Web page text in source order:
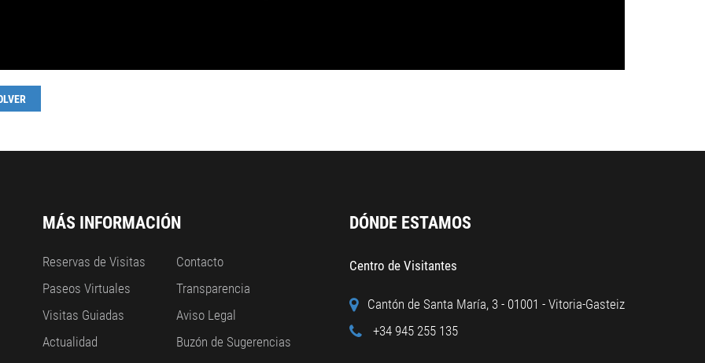
MÁS INFORMACIÓN
Reservas de Visitas
Paseos Virtuales
Visitas Guiadas
Actualidad
Contacto
Transparencia
Aviso Legal
Buzón de Sugerencias
DÓNDE ESTAMOS
Centro de Visitantes
Cantón de Santa María, 3 - 01001 - Vitoria-Gasteiz
+34 945 255 135